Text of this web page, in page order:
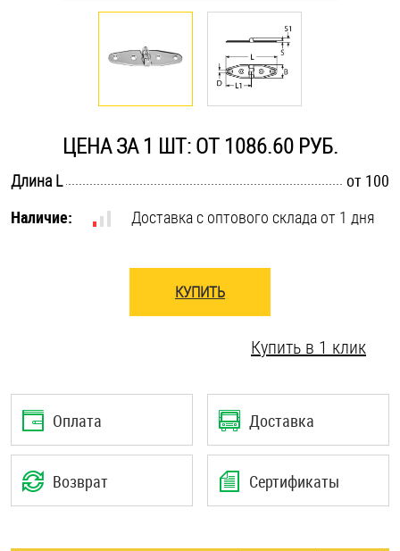
Оснастка и аксессуары для яхт
Стопорные кольца
Шплинты
Штифты и пальцы
ЦЕНА ЗА 1 ШТ: ОТ 1086.60 РУБ.
Длина L
от 100
Наличие:
Доставка с оптового склада от 1 дня
КУПИТЬ
Купить в 1 клик
Оплата Доставка
Возврат Сертификаты